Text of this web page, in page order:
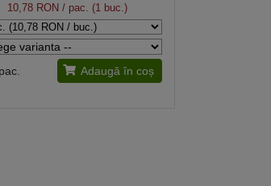
10,78 RON / pac. (1 buc.)
pac. Adaugă în coș